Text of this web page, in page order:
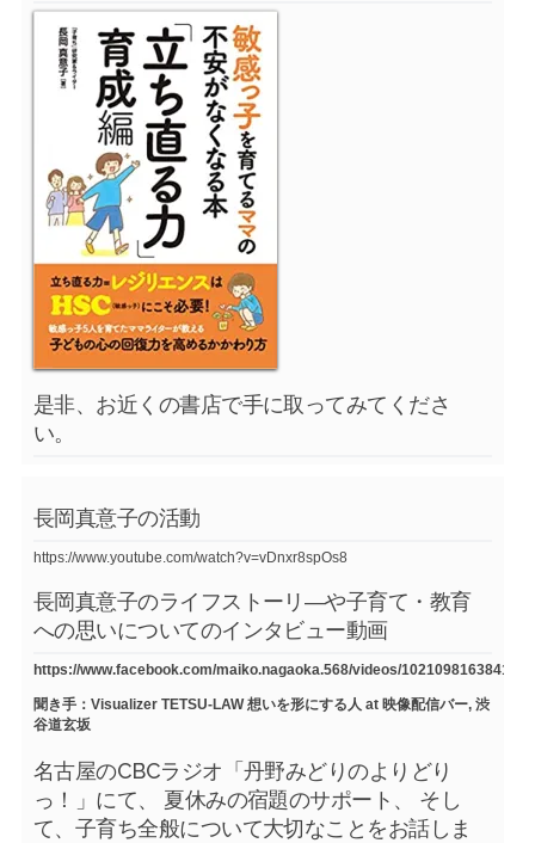
是非、お近くの書店で手に取ってみてくださ
い。
長岡真意子の活動
https://www.youtube.com/watch?v=vDnxr8spOs8
長岡真意子のライフストーリ―や子育て・教育
への思いについてのインタビュー動画
https://www.facebook.com/maiko.nagaoka.568/videos/
聞き手：Visualizer TETSU-LAW 想いを形にする人 at 映像配信バー, 渋
谷道玄坂
名古屋のCBCラジオ「丹野みどりのよりどり
っ！」にて、 夏休みの宿題のサポート、 そし
て、子育ち全般について大切なことをお話しま